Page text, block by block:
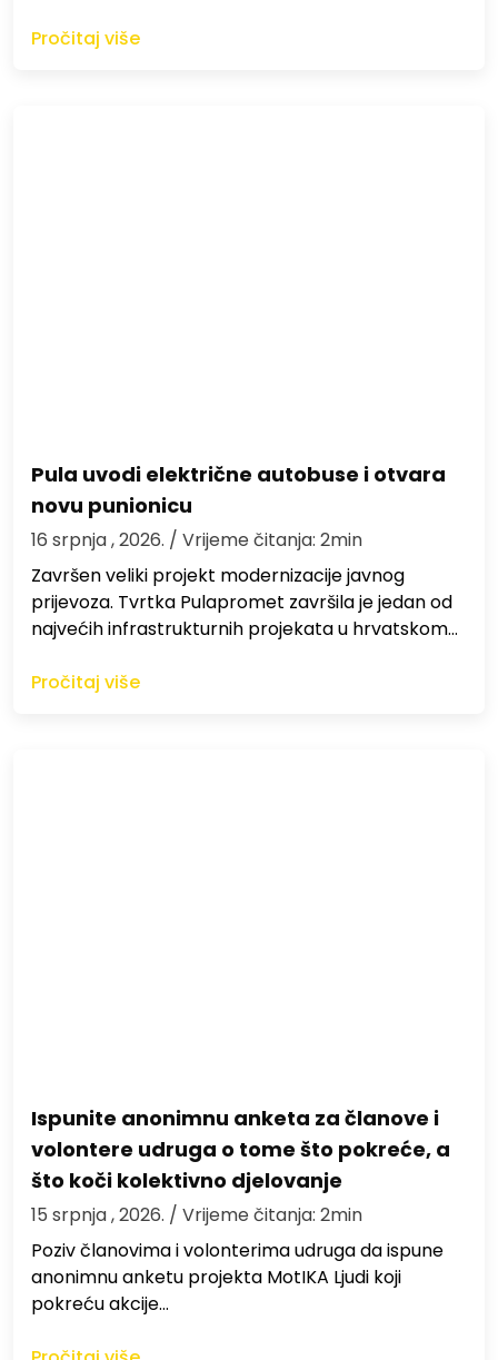
Pročitaj više
Pula uvodi električne autobuse i otvara
novu punionicu
16 srpnja , 2026. / Vrijeme čitanja: 2min
Završen veliki projekt modernizacije javnog
prijevoza. Tvrtka Pulapromet završila je jedan od
najvećih infrastrukturnih projekata u hrvatskom…
Pročitaj više
Ispunite anonimnu anketa za članove i
volontere udruga o tome što pokreće, a
što koči kolektivno djelovanje
15 srpnja , 2026. / Vrijeme čitanja: 2min
Poziv članovima i volonterima udruga da ispune
anonimnu anketu projekta MotIKA Ljudi koji
pokreću akcije…